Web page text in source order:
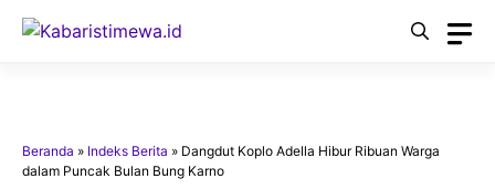
Langsung
Beranda » Indeks Berita » Dangdut Koplo Adella Hibur Ribuan Warga
dalam Puncak Bulan Bung Karno